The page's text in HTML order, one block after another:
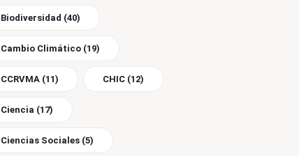
Biodiversidad (40)
Cambio Climático (19)
CCRVMA (11) CHIC (12)
Ciencia (17)
Ciencias Sociales (5)